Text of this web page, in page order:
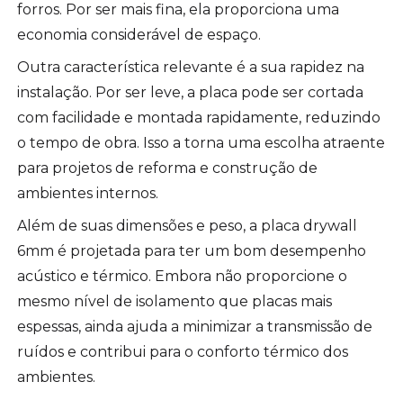
forros. Por ser mais fina, ela proporciona uma
economia considerável de espaço.
Outra característica relevante é a sua rapidez na
instalação. Por ser leve, a placa pode ser cortada
com facilidade e montada rapidamente, reduzindo
o tempo de obra. Isso a torna uma escolha atraente
para projetos de reforma e construção de
ambientes internos.
Além de suas dimensões e peso, a placa drywall
6mm é projetada para ter um bom desempenho
acústico e térmico. Embora não proporcione o
mesmo nível de isolamento que placas mais
espessas, ainda ajuda a minimizar a transmissão de
ruídos e contribui para o conforto térmico dos
ambientes.